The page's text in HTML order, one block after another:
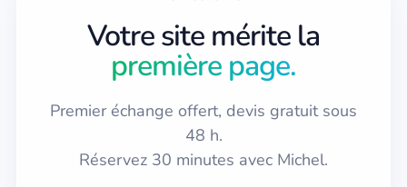
Votre site mérite la
première page.
Premier échange offert, devis gratuit sous
48 h.
Réservez 30 minutes avec Michel.